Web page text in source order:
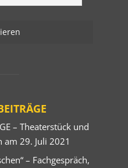
– Theaterstück und
am 29. Juli 2021
– Fachgespräch,